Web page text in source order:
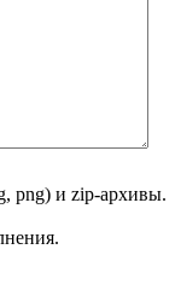
png) и zip-архивы.